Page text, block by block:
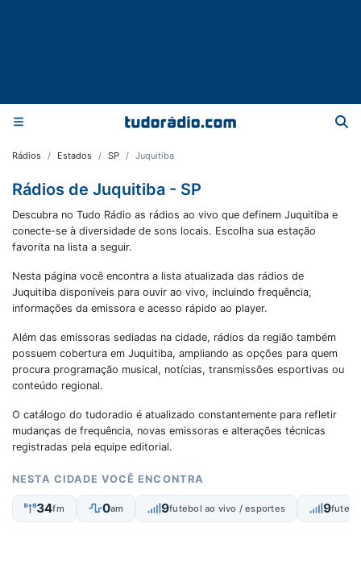
Rádios Estados SP Juquitiba
Rádios de Juquitiba - SP
Descubra no Tudo Rádio as rádios ao vivo que definem Juquitiba e
conecte-se à diversidade de sons locais. Escolha sua estação
favorita na lista a seguir.
Nesta página você encontra a lista atualizada das rádios de
Juquitiba disponíveis para ouvir ao vivo, incluindo frequência,
informações da emissora e acesso rápido ao player.
Além das emissoras sediadas na cidade, rádios da região também
possuem cobertura em Juquitiba, ampliando as opções para quem
procura programação musical, notícias, transmissões esportivas ou
conteúdo regional.
O catálogo do tudoradio é atualizado constantemente para refletir
mudanças de frequência, novas emissoras e alterações técnicas
registradas pela equipe editorial.
NESTA CIDADE VOCÊ ENCONTRA
34fm 0am 9futebol ao vivo / esportes 9